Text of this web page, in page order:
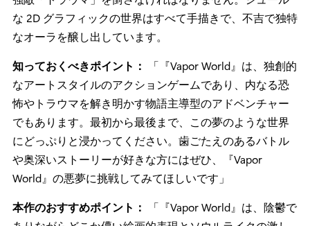
セッションの最後に紹介されたゲームは、不穏でダーク
な雰囲気一作でした。『Vapor World: Over The Mind』
は、いびつで歪んだ夢の世界に引きずり込まれた少年の
物語を追う形でゲームが進行する 2D アクション アドベ
ンチャーです。ソウルライクなメカニクスと攻撃回避や
ブロックを駆使して戦い、徐々に難易度が上がっていく
強敵「トラウマ」を倒さなければなりません。シュール
な 2D グラフィックの世界はすべて手描きで、不吉で独特